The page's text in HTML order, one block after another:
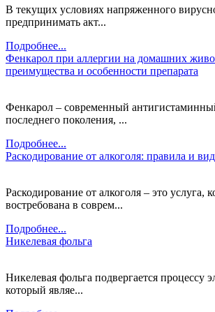
В текущих условиях напряженного
предпринимать акт...
Подробнее...
Фенкарол при аллергии на домашних
преимущества и особенности препарата
Фенкарол – современный
последнего поколения, ...
Подробнее...
Раскодирование от алкоголя: правила и
Раскодирование от алкоголя – это услуга,
востребована в соврем...
Подробнее...
Никелевая фольга
Никелевая фольга подвергается процессу
который являе...